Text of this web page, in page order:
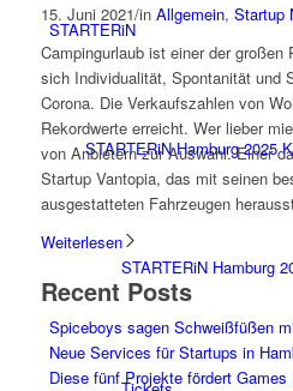
STARTERiN
STARTERiN Hamburg 2025
STARTERiN Hamburg
15. Juni 2021/in Allgemein, Startup
Campingurlaub ist einer der großen
sich Individualität, Spontanität und
Corona. Die Verkaufszahlen von
Rekordwerte erreicht. Wer lieber
von Anbietern zur Auswahl. Einer
Startup Vantopia, das mit seinen
ausgestatteten Fahrzeugen
Weiterlesen
Recent Posts
Spiceboys sagen Schweißfüßen
Neue Services für Startups in
Diese fünf Projekte fördert Games